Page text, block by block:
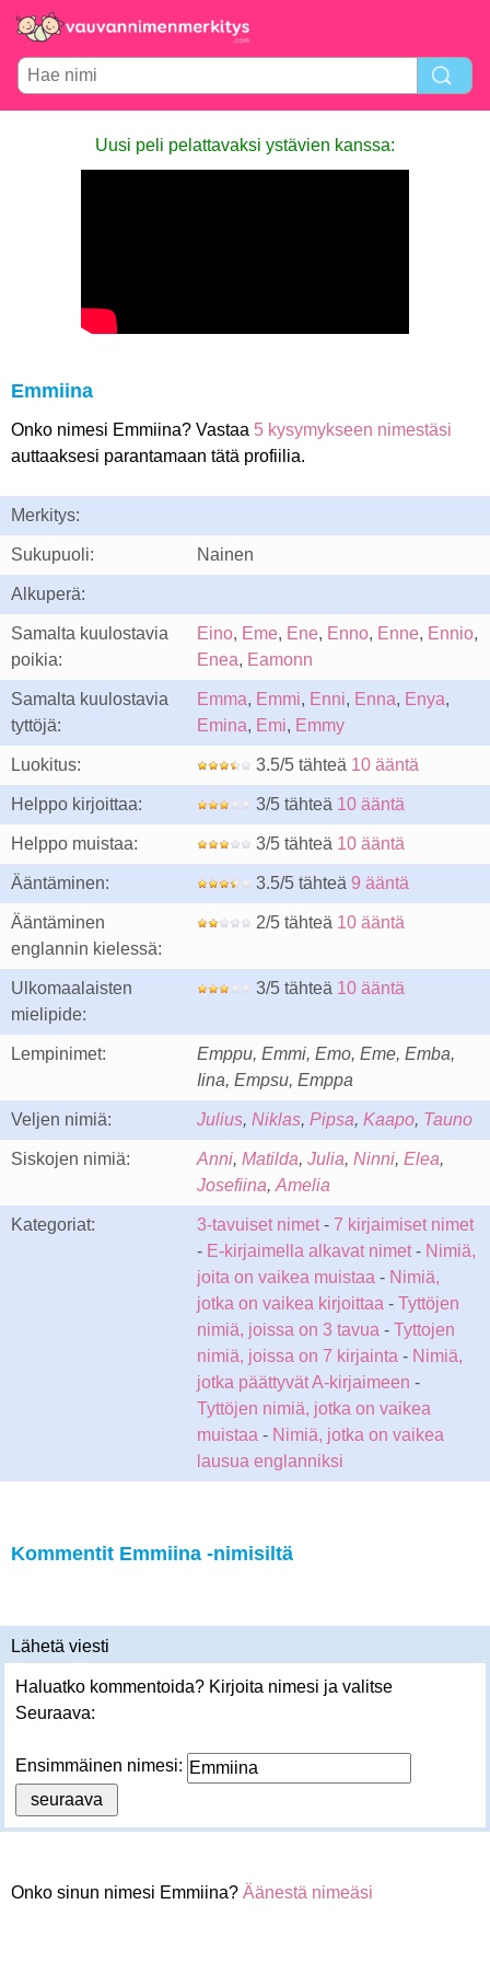
Uusi peli pelattavaksi ystävien kanssa:
Emmiina
Onko nimesi Emmiina? Vastaa 5 kysymykseen nimestäsi
auttaaksesi parantamaan tätä profiilia.
Merkitys:
Sukupuoli: Nainen
Alkuperä:
Samalta kuulostavia
poikia:
Eino, Eme, Ene, Enno, Enne, Ennio,
Enea, Eamonn
Samalta kuulostavia
tyttöjä:
Emma, Emmi, Enni, Enna, Enya,
Emina, Emi, Emmy
Luokitus: 3.5/5 tähteä 10 ääntä
Helppo kirjoittaa: 3/5 tähteä 10 ääntä
Helppo muistaa: 3/5 tähteä 10 ääntä
Ääntäminen: 3.5/5 tähteä 9 ääntä
Ääntäminen
englannin kielessä:
2/5 tähteä 10 ääntä
Ulkomaalaisten
mielipide:
3/5 tähteä 10 ääntä
Lempinimet:
Emppu, Emmi, Emo, Eme, Emba,
Iina, Empsu, Emppa
Veljen nimiä: Julius, Niklas, Pipsa, Kaapo, Tauno
Siskojen nimiä: Anni, Matilda, Julia, Ninni, Elea,
Josefiina, Amelia
Kategoriat: 3-tavuiset nimet- 7 kirjaimiset nimet
- E-kirjaimella alkavat nimet- Nimiä,
joita on vaikea muistaa - Nimiä,
jotka on vaikea kirjoittaa - Tyttöjen
nimiä, joissa on 3 tavua - Tyttojen
nimiä, joissa on 7 kirjainta - Nimiä,
jotka päättyvät A-kirjaimeen -
Tyttöjen nimiä, jotka on vaikea
muistaa - Nimiä, jotka on vaikea
lausua englanniksi
Kommentit Emmiina -nimisiltä
Lähetä viesti
Haluatko kommentoida? Kirjoita nimesi ja valitse
Seuraava:
Ensimmäinen nimesi:
Onko sinun nimesi Emmiina? Äänestä nimeäsi